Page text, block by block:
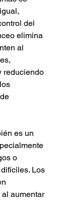
del
elimina
al
reduciendo
es un
o
Los
al aumentar